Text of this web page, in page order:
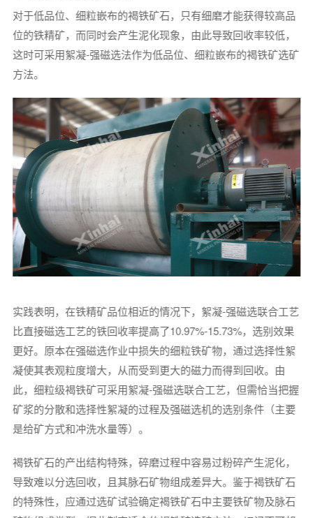
对于低品位、细粒嵌布的褐铁矿石，只有细磨才能获得较高品
位的铁精矿，而同时会产生泥化现象，由此导致回收率较低，
这时可采用絮凝-强磁选法作为低品位、细粒嵌布的褐铁矿选矿
方法。
实践表明，在铁精矿品位相近的情况下，絮凝-强磁选联合工艺
比直接磁选工艺的铁回收率提高了10.97%-15.73%，选别效果
更好。原本在强磁选作业中损失的细粒铁矿物，通过选择性絮
凝使其表观粒度增大，从而受到更大的磁力而得到回收。由
此，细粒级褐铁矿可采用絮凝-强磁选联合工艺，但需恰当把握
矿浆的分散和选择性絮凝的过程及强磁选机的选别条件（主要
是给矿方式和冲洗水量等）。
褐铁矿石的产出结构特殊，碎磨过程中容易过粉碎产生泥化，
导致难以分选回收，且其脉石矿物组成差异大。鉴于褐铁矿石
的特殊性，应通过选矿试验确定褐铁矿石中主要铁矿物及脉石